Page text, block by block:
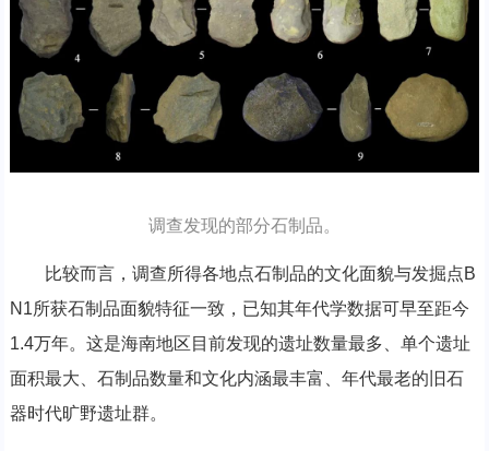
调查发现的部分石制品。
比较而言，调查所得各地点石制品的文化面貌与发掘点B
N1所获石制品面貌特征一致，已知其年代学数据可早至距今
1.4万年。这是海南地区目前发现的遗址数量最多、单个遗址
面积最大、石制品数量和文化内涵最丰富、年代最老的旧石
器时代旷野遗址群。